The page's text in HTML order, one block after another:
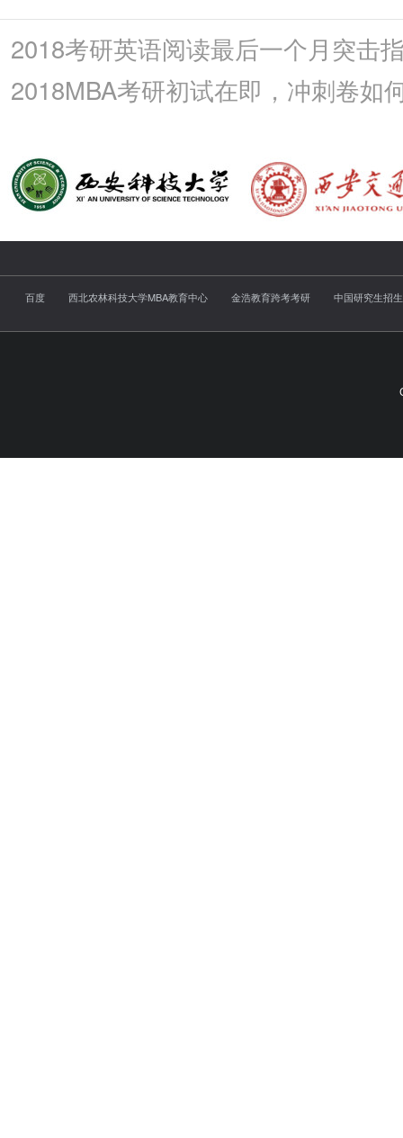
2018考研英语阅读最后一个月突击
2018MBA考研初试在即，冲刺卷如
百度 西北农林科技大学MBA教育中心 金浩教育跨考考研 中国研究生招